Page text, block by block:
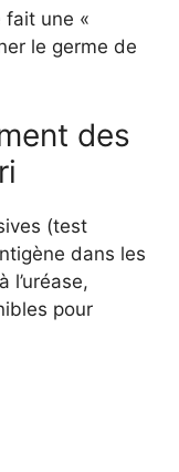
fait une «
le germe de
des
(test
dans les
l’uréase,
pour